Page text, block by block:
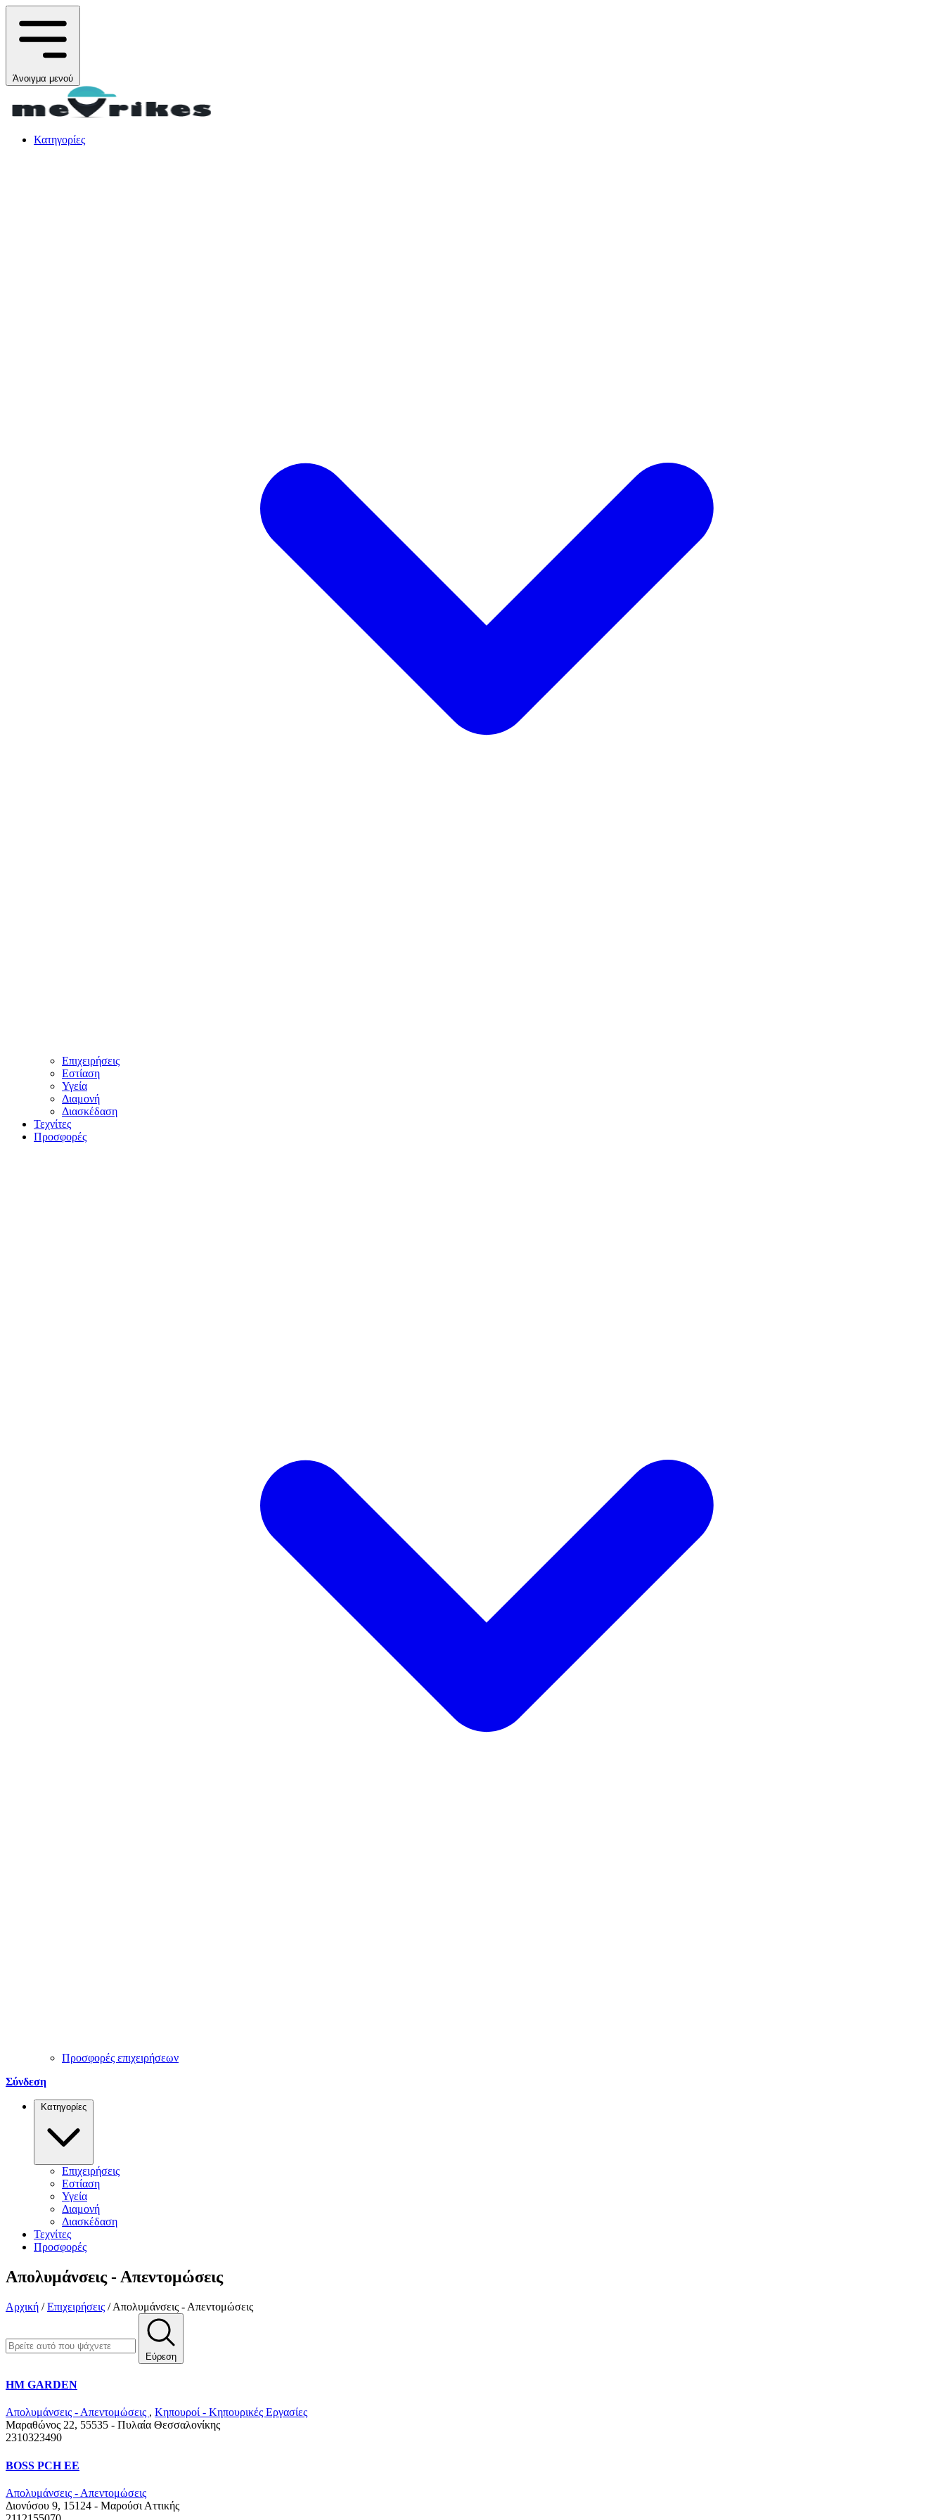
Άνοιγμα μενού
Κατηγορίες
Επιχειρήσεις
Εστίαση
Υγεία
Διαμονή
Διασκέδαση
Τεχνίτες
Προσφορές
Προσφορές επιχειρήσεων
Σύνδεση
Κατηγορίες
Επιχειρήσεις
Εστίαση
Υγεία
Διαμονή
Διασκέδαση
Τεχνίτες
Προσφορές
Απολυμάνσεις - Απεντομώσεις
Αρχική / Επιχειρήσεις / Απολυμάνσεις - Απεντομώσεις
Εύρεση
HM GARDEN
Απολυμάνσεις - Απεντομώσεις , Κηπουροί - Κηπουρικές Εργασίες
Μαραθώνος 22, 55535 - Πυλαία Θεσσαλονίκης
2310323490
BOSS PCH ΕΕ
Απολυμάνσεις - Απεντομώσεις
Διονύσου 9, 15124 - Μαρούσι Αττικής